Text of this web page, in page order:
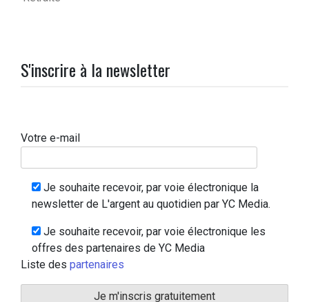
S'inscrire à la newsletter
Votre e-mail
Je souhaite recevoir, par voie électronique la
newsletter de L'argent au quotidien par YC Media.
Je souhaite recevoir, par voie électronique les
offres des partenaires de YC Media
Liste des partenaires